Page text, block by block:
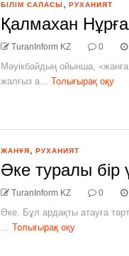
БІЛІМ САЛАСЫ РУХАНИЯТ
Қалмахан
TuranInform KZ 0
Мәуікбайдың ойынша,
жалғыз а... Толығырақ оқу
ЖАНҰЯ РУХАНИЯТ
Әке туралы бір
TuranInform KZ 0
Әке. Бұл ардақты атауға
... Толығырақ оқу